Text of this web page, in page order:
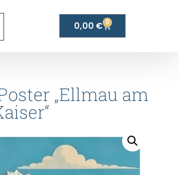
0,00 € 0
„Ellmau am